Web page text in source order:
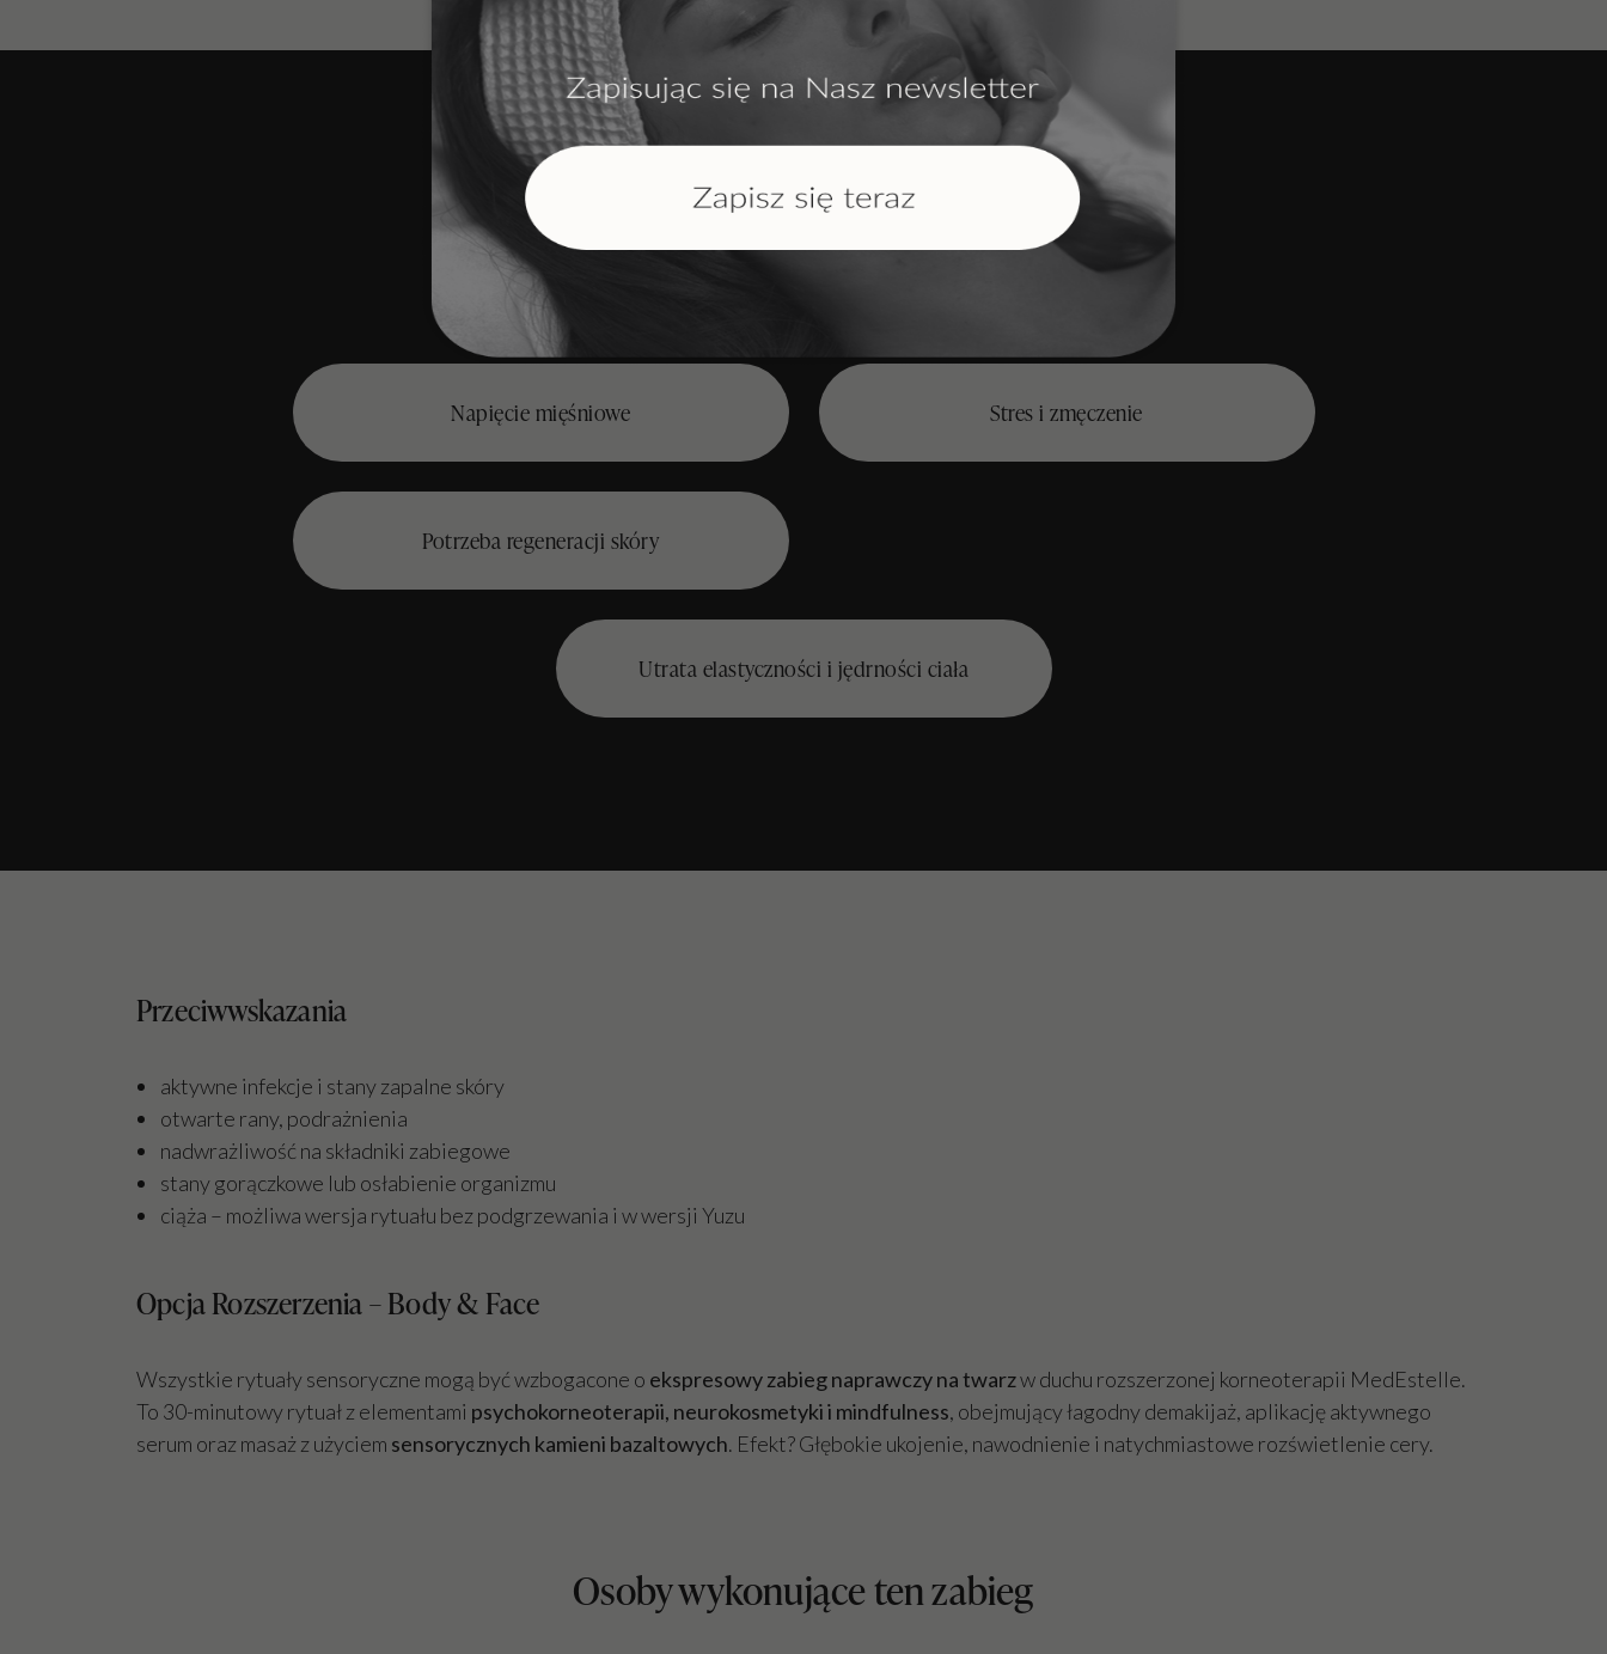
Zabieg skutecznie działa na:
Napięcie mięśniowe Stres i zmęczenie
Potrzeba regeneracji skóry
Utrata elastyczności i jędrności ciała
Przeciwwskazania
aktywne infekcje i stany zapalne skóry
otwarte rany, podrażnienia
nadwrażliwość na składniki zabiegowe
stany gorączkowe lub osłabienie organizmu
ciąża – możliwa wersja rytuału bez podgrzewania i w wersji Yuzu
Opcja Rozszerzenia – Body & Face
Wszystkie rytuały sensoryczne mogą być wzbogacone o ekspresowy zabieg naprawczy na twarzw duchu rozszerzonej korneoterapii MedEstelle.
To 30-minutowy rytuał z elementami psychokorneoterapii, neurokosmetyki i mindfulness, obejmujący łagodny demakijaż, aplikację aktywnego
serum oraz masaż z użyciem sensorycznych kamieni bazaltowych. Efekt? Głębokie ukojenie, nawodnienie i natychmiastowe rozświetlenie cery.
Osoby wykonujące ten zabieg